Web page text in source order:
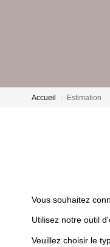
Accueil Estimation
Vous souhaitez
Utilisez notre outil
Veuillez choisir le